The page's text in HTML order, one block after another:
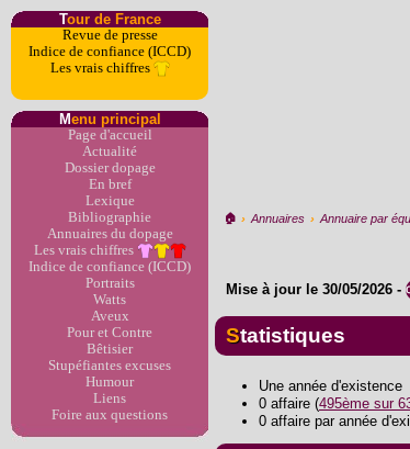
Tour de France
Revue de presse
Indice de confiance (ICCD)
Les vrais chiffres
Menu principal
Page d'accueil
Actualité
Dossier dopage
En bref
Lexique
Bibliographie
Annuaires du dopage
Les vrais chiffres
Indice de confiance (ICCD)
Portraits
Watts
Aveux
Pour et Contre
Bêtisier
Stupéfiantes excuses
Humour
Liens
Foire aux questions
🏠︎ › Annuaires › Annuaire par
Mise à jour le 30/05/2026 -
Statistiques
Une année d'existence
0 affaire (495ème sur
0 affaire par année